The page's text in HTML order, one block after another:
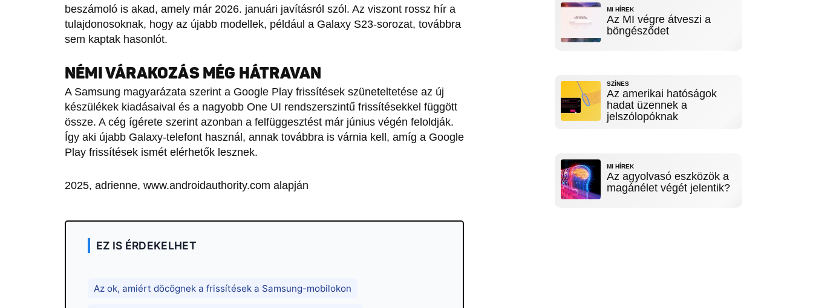
beszámoló is akad, amely már 2026. januári javításról szól. Az viszont rossz hír a
tulajdonosoknak, hogy az újabb modellek, például a Galaxy S23-sorozat, továbbra
sem kaptak hasonlót.
NÉMI VÁRAKOZÁS MÉG HÁTRAVAN
A Samsung magyarázata szerint a Google Play frissítések szüneteltetése az új
készülékek kiadásaival és a nagyobb One UI rendszerszintű frissítésekkel függött
össze. A cég ígérete szerint azonban a felfüggesztést már június végén feloldják.
Így aki újabb Galaxy-telefont használ, annak továbbra is várnia kell, amíg a Google
Play frissítések ismét elérhetők lesznek.
2025, adrienne, www.androidauthority.com alapján
EZ IS ÉRDEKELHET
Az ok, amiért döcögnek a frissítések a Samsung-mobilokon
MI HÍREK
Az MI végre átveszi a
böngésződet
SZÍNES
Az amerikai hatóságok
hadat üzennek a
jelszólopóknak
MI HÍREK
Az agyolvasó eszközök a
magánélet végét jelentik?